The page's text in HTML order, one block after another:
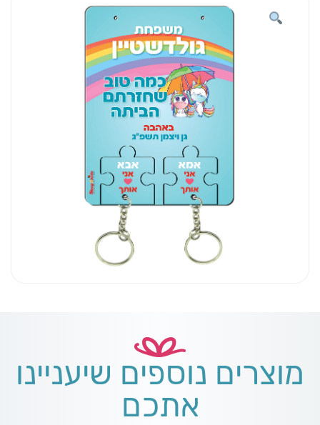
מחזיקים
מוצרים נוספים שיעניינו
אתכם